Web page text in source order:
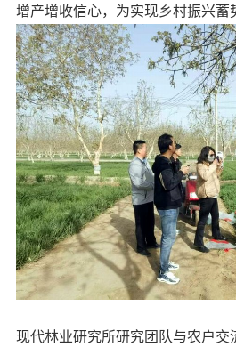
增产增收信心，为实现乡村振兴蓄
新疆林业
现代林业研究所研究团队与农户交